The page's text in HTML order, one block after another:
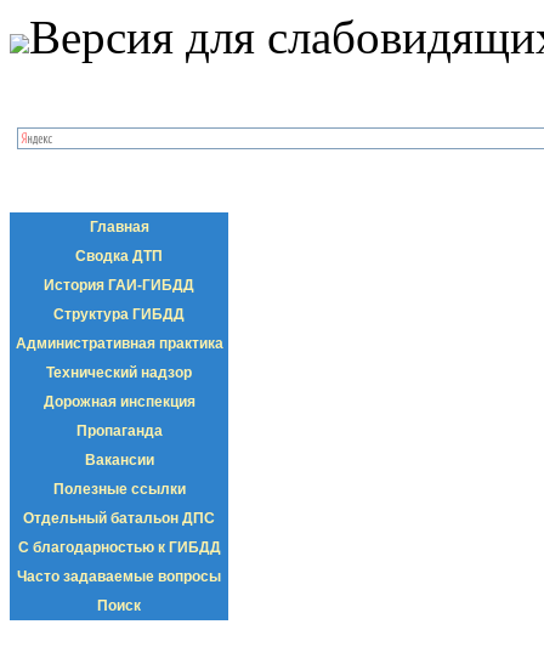
Версия для
Главная
Сводка ДТП
История ГАИ-ГИБДД
Структура ГИБДД
Административная практика
Технический надзор
Дорожная инспекция
Пропаганда
Вакансии
Полезные ссылки
Отдельный батальон ДПС
С благодарностью к ГИБДД
Часто задаваемые вопросы
Поиск